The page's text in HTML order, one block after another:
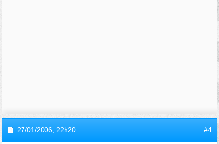
27/01/2006, 22h20 #4